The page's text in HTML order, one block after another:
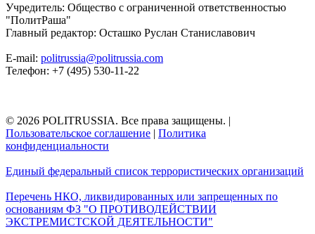
Учредитель: Общество с ограниченной ответственностью
"ПолитРаша"
Главный редактор: Осташко Руслан Станиславович
E-mail: politrussia@politrussia.com
Телефон: +7 (495) 530-11-22
© 2026 POLITRUSSIA. Все права защищены. |
Пользовательское соглашение | Политика
конфиденциальности
Единый федеральный список террористических организаций
Перечень НКО, ликвидированных или запрещенных по
основаниям ФЗ "О ПРОТИВОДЕЙСТВИИ
ЭКСТРЕМИСТСКОЙ ДЕЯТЕЛЬНОСТИ"